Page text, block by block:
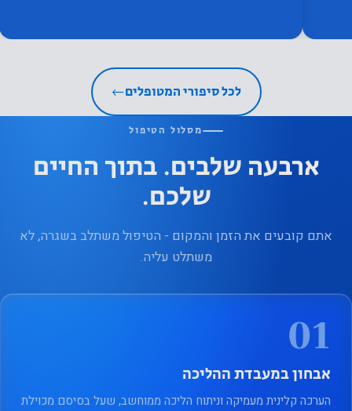
לכל סיפורי המטופלים←
מסלול הטיפול
ארבעה שלבים. בתוך החיים
שלכם.
אתם קובעים את הזמן והמקום - הטיפול משתלב בשגרה, לא
משתלט עליה.
01
אבחון במעבדת ההליכה
הערכה קלינית מעמיקה וניתוח הליכה ממוחשב, שעל בסיסם מכוילת